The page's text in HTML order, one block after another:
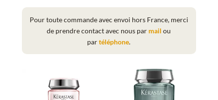
Pour toute commande avec envoi hors France, merci
de prendre contact avec nous par mail ou
partéléphone.